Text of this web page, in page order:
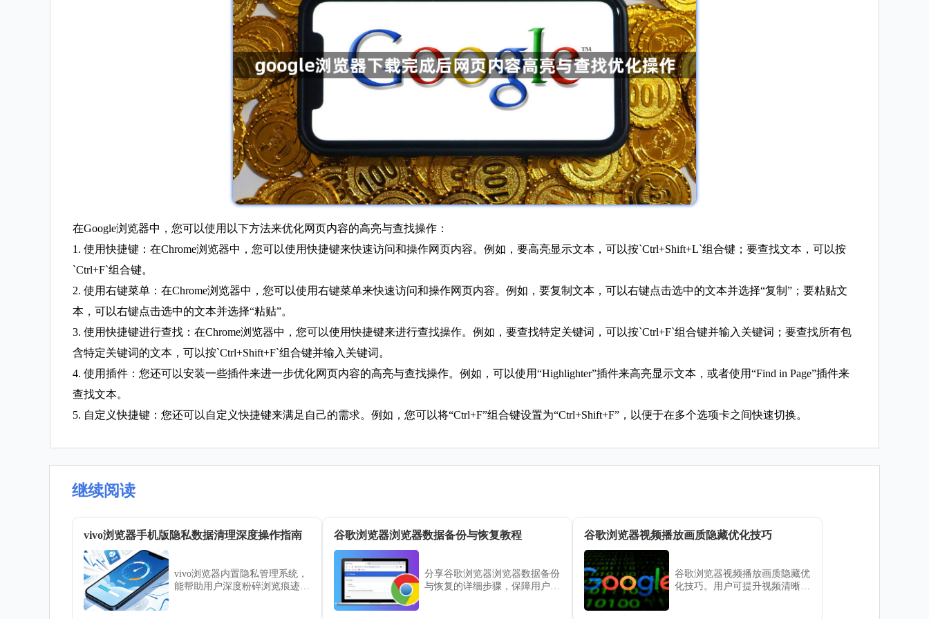
在Google浏览器中，您可以使用以下方法来优化网页内容的高亮与查找操作：
1. 使用快捷键：在Chrome浏览器中，您可以使用快捷键来快速访问和操作网页内容。例如，要高亮显示文本，可以按`Ctrl+Shift+L`组合键；要查找文本，可以按
`Ctrl+F`组合键。
2. 使用右键菜单：在Chrome浏览器中，您可以使用右键菜单来快速访问和操作网页内容。例如，要复制文本，可以右键点击选中的文本并选择“复制”；要粘贴文
本，可以右键点击选中的文本并选择“粘贴”。
3. 使用快捷键进行查找：在Chrome浏览器中，您可以使用快捷键来进行查找操作。例如，要查找特定关键词，可以按`Ctrl+F`组合键并输入关键词；要查找所有包
含特定关键词的文本，可以按`Ctrl+Shift+F`组合键并输入关键词。
4. 使用插件：您还可以安装一些插件来进一步优化网页内容的高亮与查找操作。例如，可以使用“Highlighter”插件来高亮显示文本，或者使用“Find in Page”插件来
查找文本。
5. 自定义快捷键：您还可以自定义快捷键来满足自己的需求。例如，您可以将“Ctrl+F”组合键设置为“Ctrl+Shift+F”，以便于在多个选项卡之间快速切换。
继续阅读
vivo浏览器手机版隐私数据清理深度操作指南
vivo浏览器内置隐私管理系统，
能帮助用户深度粉碎浏览痕迹。
谷歌浏览器浏览器数据备份与恢复教程
分享谷歌浏览器浏览器数据备份
与恢复的详细步骤，保障用户重
谷歌浏览器视频播放画质隐藏优化技巧
谷歌浏览器视频播放画质隐藏优
化技巧。用户可提升视频清晰度